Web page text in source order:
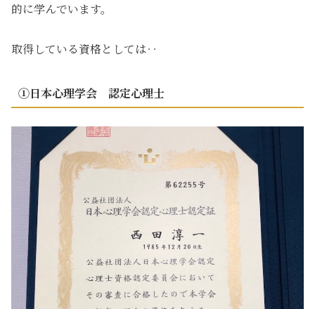
的に学んでいます。
取得している資格としては‥
①日本心理学会 認定心理士